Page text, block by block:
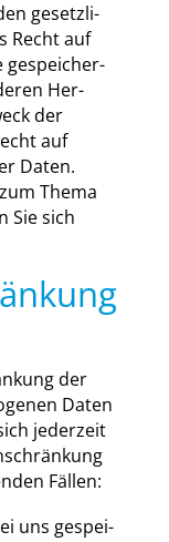
gesetz­li­
Recht auf
gespei­cher­
Her­
der
auf
Daten.
The­ma
Sie sich
der
Daten
jeder­zeit
Fäl­len:
uns gespei­